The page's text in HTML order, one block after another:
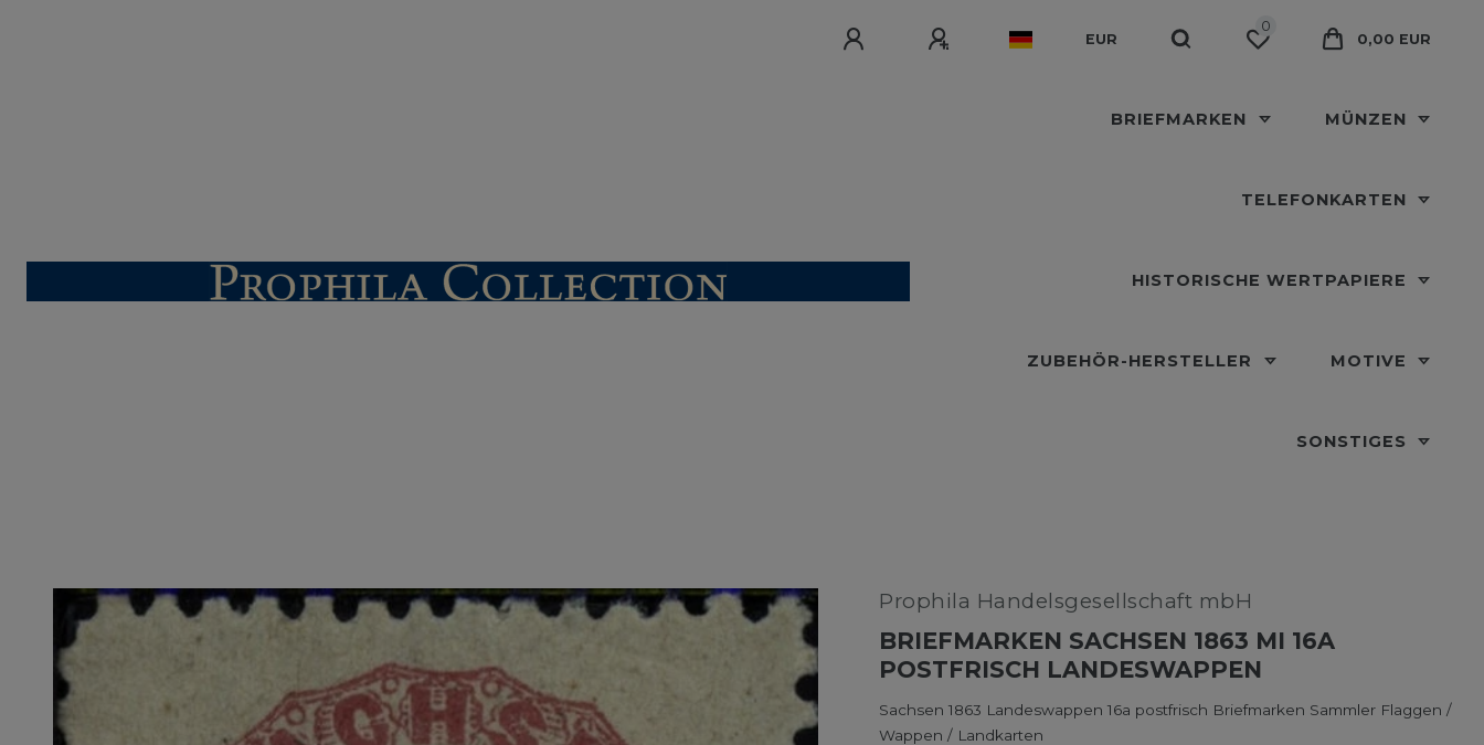
EUR
0
0,00 EUR
BRIEFMARKEN MÜNZEN
TELEFONKARTEN
HISTORISCHE WERTPAPIERE
ZUBEHÖR-HERSTELLER MOTIVE
SONSTIGES
Prophila Handelsgesellschaft mbH
BRIEFMARKEN SACHSEN 1863 MI 16A
POSTFRISCH LANDESWAPPEN
Sachsen 1863 Landeswappen 16a postfrisch Briefmarken Sammler Flaggen /
Wappen / Landkarten